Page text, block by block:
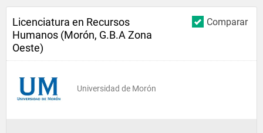
Comparar
Licenciatura en Recursos
Humanos (Morón, G.B.A Zona
Oeste)
Universidad de Morón